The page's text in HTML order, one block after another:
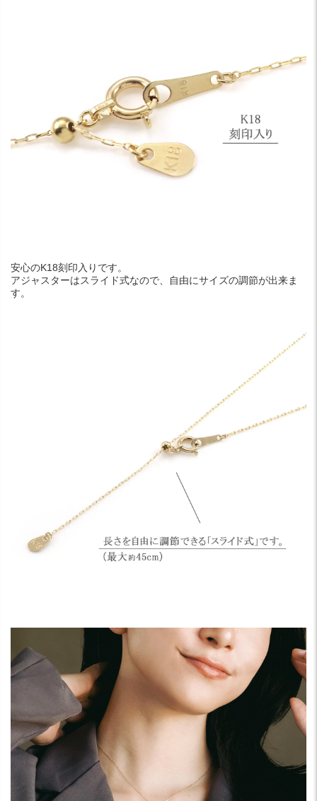
安心のK18刻印入りです。
アジャスターはスライド式なので、自由にサイズの調節が出来ま
す。